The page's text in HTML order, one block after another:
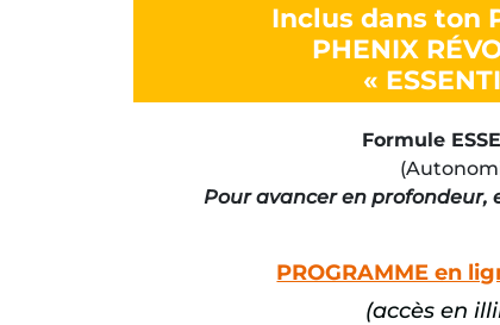
Inclus dans ton
PHENIX
«
Formule
Pour avancer en profondeur,
PROGRAMME en
(accès en